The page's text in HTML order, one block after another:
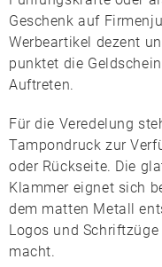
Geschenk auf
Werbeartikel dezent
punktet die
Auftreten.
Für die Veredelung
Tampondruck zur
oder Rückseite. Die
Klammer eignet sich
dem matten Metall
Logos und
macht.